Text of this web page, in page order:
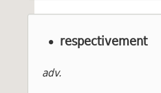
respectivement
adv.